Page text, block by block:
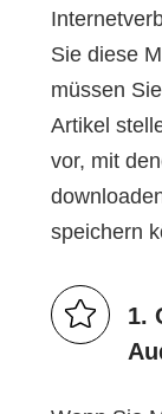
Sie diese
müssen
Artikel
vor, mit
speichern
1.